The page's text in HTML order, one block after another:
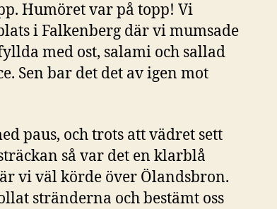
Humöret var på topp! Vi
i Falkenberg där vi mumsade
med ost, salami och sallad
Sen bar det det av igen mot
paus, och trots att vädret sett
så var det en klarblå
vi väl körde över Ölandsbron.
stränderna och bestämt oss